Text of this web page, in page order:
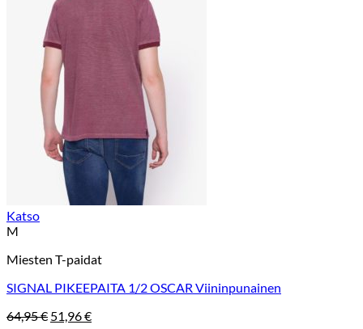
Katso
M
Miesten T-paidat
SIGNAL PIKEEPAITA 1/2 OSCAR Viininpunainen
64,95€ Alkuperäinen
51,96€Nykyinen